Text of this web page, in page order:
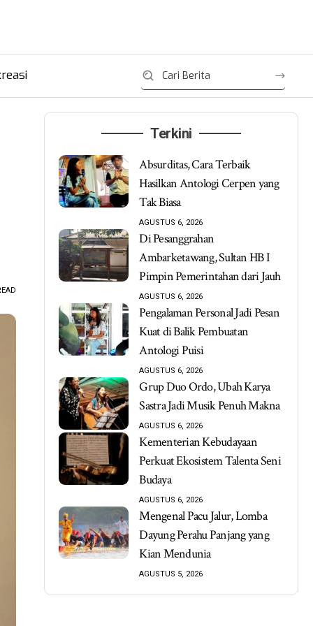
Terkini
Absurditas, Cara Terbaik
Hasilkan Antologi Cerpen yang
Tak Biasa
AGUSTUS 6, 2026
Di Pesanggrahan
Ambarketawang, Sultan HB I
Pimpin Pemerintahan dari Jauh
AGUSTUS 6, 2026
Pengalaman Personal Jadi Pesan
Kuat di Balik Pembuatan
Antologi Puisi
AGUSTUS 6, 2026
Grup Duo Ordo, Ubah Karya
Sastra Jadi Musik Penuh Makna
AGUSTUS 6, 2026
Kementerian Kebudayaan
Perkuat Ekosistem Talenta Seni
Budaya
AGUSTUS 6, 2026
Mengenal Pacu Jalur, Lomba
Dayung Perahu Panjang yang
Kian Mendunia
AGUSTUS 5, 2026